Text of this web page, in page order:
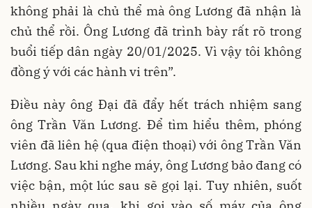
không phải là chủ thể mà ông Lương đã nhận là
chủ thể rồi. Ông Lương đã trình bày rất rõ trong
buổi tiếp dân ngày 20/01/2025. Vì vậy tôi không
đồng ý với các hành vi trên”.
Điều này ông Đại đã đẩy hết trách nhiệm sang
ông Trần Văn Lương. Để tìm hiểu thêm, phóng
viên đã liên hệ (qua điện thoại) với ông Trần Văn
Lương. Sau khi nghe máy, ông Lương bảo đang có
việc bận, một lúc sau sẽ gọi lại. Tuy nhiên, suốt